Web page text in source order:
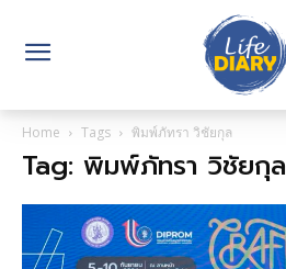
Home Tags พิมพ์ภัทรา วิชัยกุล
Tag: พิมพ์ภัทรา วิชัยกุล